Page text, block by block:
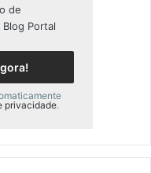
de
Portal
privacidade.